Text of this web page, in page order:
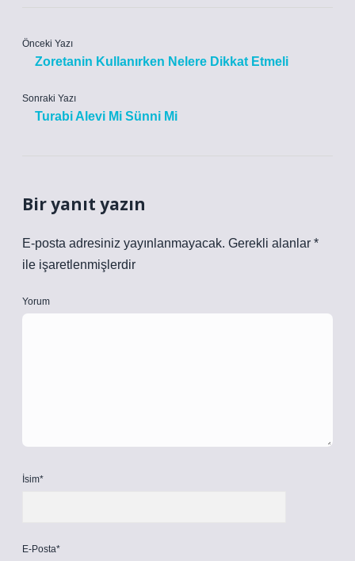
Önceki Yazı
Zoretanin Kullanırken Nelere Dikkat Etmeli
Sonraki Yazı
Turabi Alevi Mi Sünni Mi
Bir yanıt yazın
E-posta adresiniz yayınlanmayacak. Gerekli alanlar *
ile işaretlenmişlerdir
Yorum
İsim*
E-Posta*